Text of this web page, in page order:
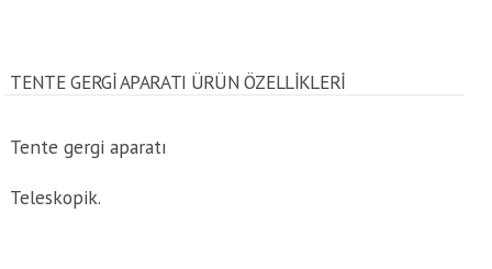
TENTE GERGI APARATI ÜRÜN ÖZELLİKLERİ
Tente gergi aparatı
Teleskopik.